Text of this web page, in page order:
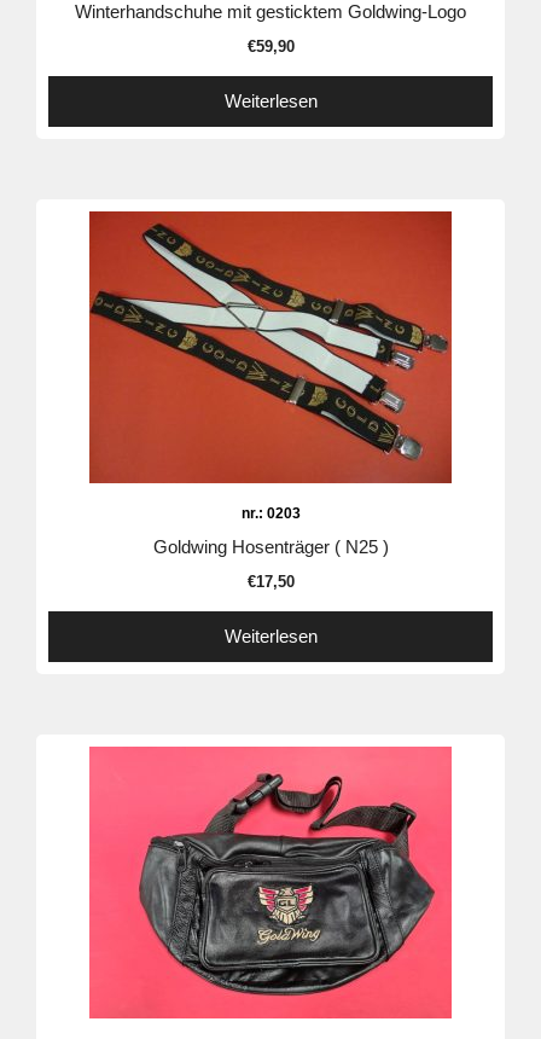
Winterhandschuhe mit gesticktem Goldwing-Logo
€59,90
Weiterlesen
nr.: 0203
Goldwing Hosenträger ( N25 )
€17,50
Weiterlesen